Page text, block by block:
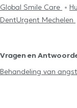
Global Smile Care
DentUrgent Mechelen
Vragen en
Behandeling van angst